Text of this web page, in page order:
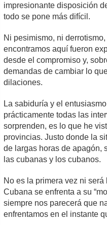
impresionante disposición
todo se pone más difícil.
Ni pesimismo, ni
encontramos aquí fueron
desde el compromiso y,
demandas de cambiar lo
dilaciones.
La sabiduría y el
prácticamente todas las
sorprenden, es lo que he
provincias. Justo donde la
de largas horas de apagón,
las cubanas y los cubanos.
No es la primera vez ni
Cubana se enfrenta a su
siempre nos parecerá que
enfrentamos en el instante